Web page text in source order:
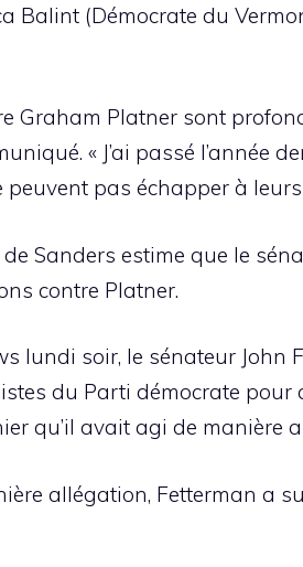
Balint (Démocrate du
Graham Platner sont
« J’ai passé l’année
pas échapper à
Sanders estime que le
contre Platner.
lundi soir, le sénateur
du Parti démocrate
qu’il avait agi de manière
allégation, Fetterman a